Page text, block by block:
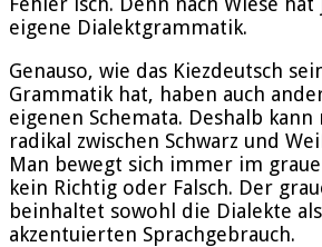
eigene Dialektgrammatik.
Genauso, wie das Kiezdeutsch
Grammatik hat, haben auch
eigenen Schemata. Deshalb
radikal zwischen Schwarz und
Man bewegt sich immer im
kein Richtig oder Falsch. Der
beinhaltet sowohl die Dialekte
akzentuierten Sprachgebrauch.